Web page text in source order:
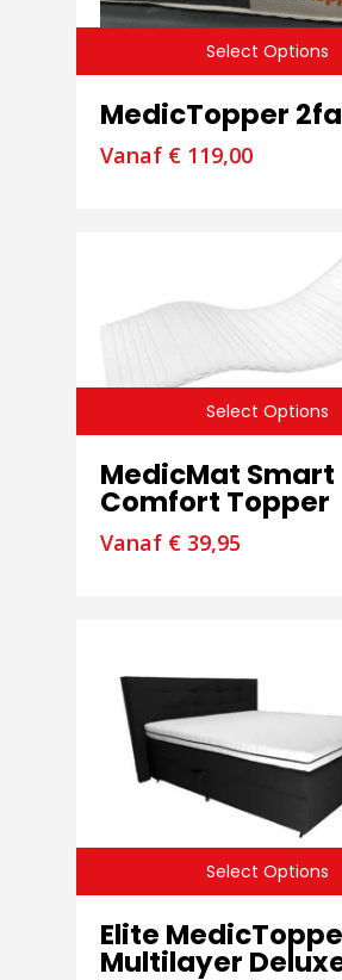
Select Options
MedicTopper
Vanaf € 119,00
Select Options
MedicMat Smart
Comfort Topper
Vanaf € 39,95
Select Options
Elite
Multilayer